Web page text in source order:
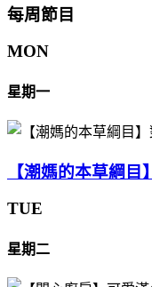
每周節目
MON
星期一
【潮媽的本草綱目
TUE
星期二